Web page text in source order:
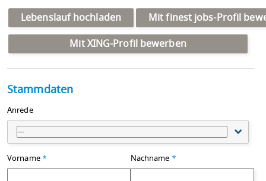
Lebenslauf hochladen
Mit finest jobs-Profil
Mit XING-Profil bewerben
Stammdaten
Anrede
---
Vorname * Nachname *